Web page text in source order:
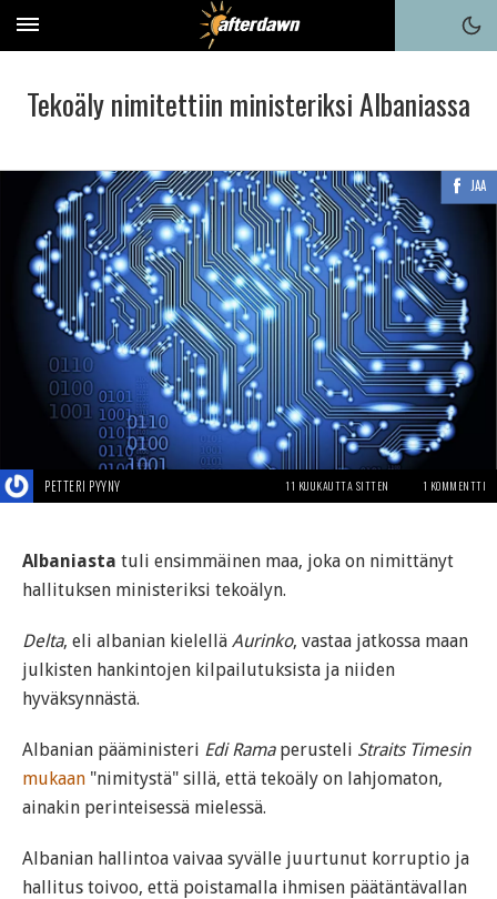
Tekoäly nimitettiin ministeriksi Albaniassa
JAA
PETTERI PYYNY 11 KUUKAUTTA SITTEN 1 KOMMENTTI
Albaniasta tuli ensimmäinen maa, joka on nimittänyt
hallituksen ministeriksi tekoälyn.
Delta, eli albanian kielellä Aurinko, vastaa jatkossa maan
julkisten hankintojen kilpailutuksista ja niiden
hyväksynnästä.
Albanian pääministeri Edi Ramaperusteli Straits Timesin
mukaan "nimitystä" sillä, että tekoäly on lahjomaton,
ainakin perinteisessä mielessä.
Albanian hallintoa vaivaa syvälle juurtunut korruptio ja
hallitus toivoo, että poistamalla ihmisen päätäntävallan